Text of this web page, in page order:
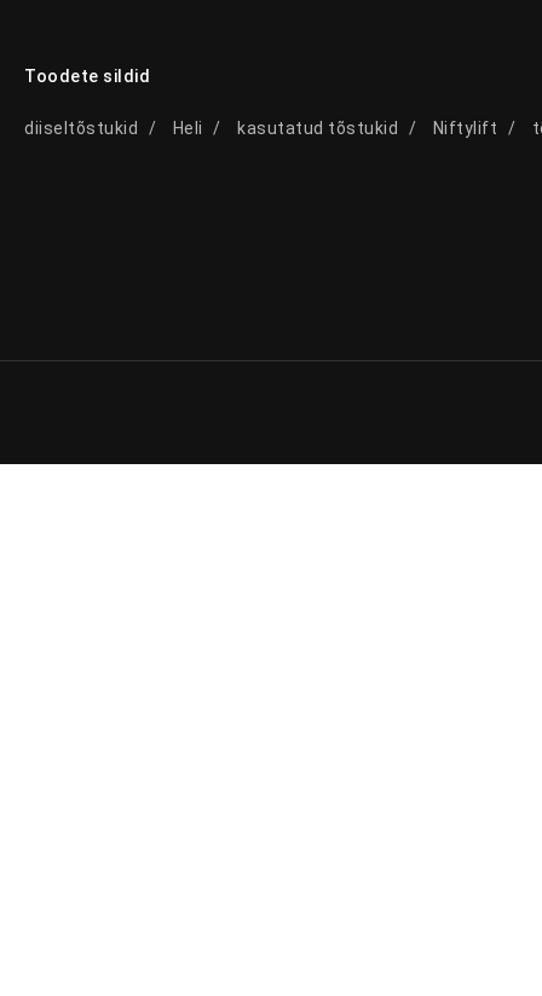
Toodete sildid
diiseltõstukid Heli kasutatud tõstukid Niftylift